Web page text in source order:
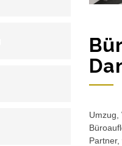
Umzug,